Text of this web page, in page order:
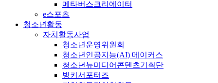
메타버스크리에이터
e스포츠
청소년활동
자치활동사업
청소년운영위원회
청소년인공지능(AI) 메이커스
청소년뉴미디어콘텐츠기획단
벙커서포터즈